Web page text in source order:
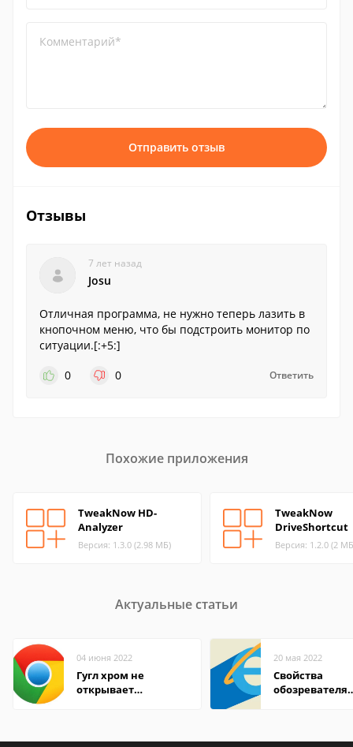
Комментарий*
Отправить отзыв
Отзывы
7 лет назад
Josu
Отличная программа, не нужно теперь лазить в
кнопочном меню, что бы подстроить монитор по
ситуации.[:+5:]
0
0 Ответить
Похожие приложения
TweakNow HD-
Analyzer
Версия: 1.3.0 (2.98 МБ)
TweakNow
DriveShortcut
Версия: 1.2.0 (2
Актуальные статьи
04 июня 2022
Гугл хром не
открывает
20 мая 2022
Свойства
обозревателя